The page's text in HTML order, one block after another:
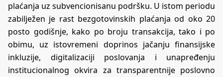
plaćanja uz subvencionisanu podršku. U istom periodu
zabilježen je rast bezgotovinskih plaćanja od oko 20
posto godišnje, kako po broju transakcija, tako i po
obimu, uz istovremeni doprinos jačanju finansijske
inkluzije, digitalizaciji poslovanja i unapređenju
institucionalnog okvira za transparentnije poslovno